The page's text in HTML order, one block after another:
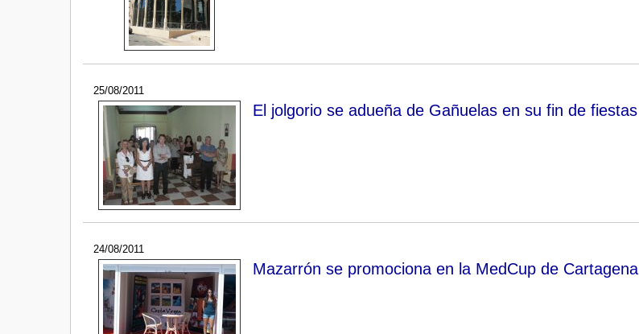
25/08/2011
El jolgorio se adueña de Gañuelas en su fin de fiestas
24/08/2011
Mazarrón se promociona en la MedCup de Cartagena